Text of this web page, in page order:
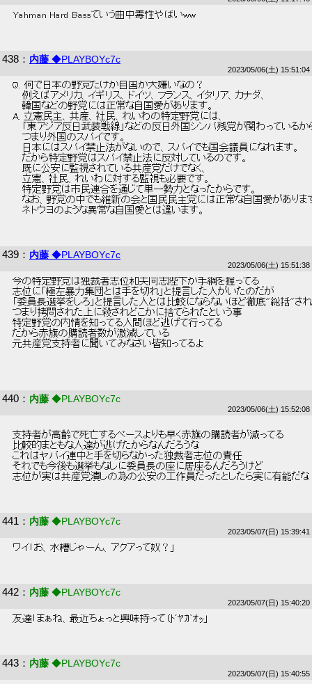
Yahman Hard Bassていう曲中毒性やばいww
438 ： 内藤 ◆PLAYBOYc7c
2023/05/06(土) 15:51:04
Q. 何で日本の野党だけが自国が大嫌いなの？
例えばアメリカ、イギリス、ドイツ、フランス、イタリア、カナダ、
韓国などの野党には正常な自国愛があります。
A. 立憲民主、共産、社民、れいわの特定野党には、
「東アジア反日武装戦線」などの反日外国シンパ残党が関わっているか
つまり外国のスパイです。
日本にはスパイ禁止法がないので、スパイでも国会議員になれます。
だから特定野党はスパイ禁止法に反対しているのです。
既に公安に監視されている共産党だけでなく、
立憲、社民、れいわに対する監視も必要です。
特定野党は市民連合を通じて単一勢力となったからです。
なお、野党の中でも維新の会と国民民主党には正常な自国愛がありま
ネトウヨのような異常な自国愛とは違います。
439 ： 内藤 ◆PLAYBOYc7c
2023/05/06(土) 15:51:38
今の特定野党は独裁者志位和夫同志陛下が手綱を握ってる
志位に「極左暴力集団とは手を切れ」と提言した人がいたのだが
「委員長選挙をしろ」と提言した人とは比較にならないほど徹底"総括"さ
つまり拷問された上に殺されどこかに捨てられたという事
特定野党の内情を知ってる人間ほど逃げて行ってる
だから赤旗の購読者数が激減している
元共産党支持者に聞いてみなさい皆知ってるよ
440 ： 内藤 ◆PLAYBOYc7c
2023/05/06(土) 15:52:08
支持者が高齢で死亡するペースよりも早く赤旗の購読者が減ってる
比較的まともな人達が逃げたからなんだろうな
これはヤバイ連中と手を切らなかった独裁者志位の責任
それでも今後も選挙もなしに委員長の座に居座るんだろうけど
志位が実は共産党潰しの為の公安の工作員だったとしたら実に有能だな
441 ： 内藤 ◆PLAYBOYc7c
2023/05/07(日) 15:39:41
ワイ「お、水槽じゃーん、アクアって奴？」
442 ： 内藤 ◆PLAYBOYc7c
2023/05/07(日) 15:40:20
友達「まぁね、最近ちょっと興味持って（ﾄﾞﾔｶﾞｵｯ」
443 ： 内藤 ◆PLAYBOYc7c
2023/05/07(日) 15:40:55